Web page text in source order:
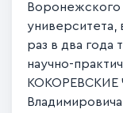
Воронежского
университета,
раз в два года
научно-
КОКОРЕВСКИЕ